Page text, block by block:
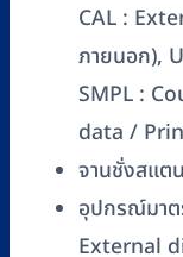
CAL :
ภายนอก),
SMPL :
data /
จานชั่งสแต
อุปกรณ์มาต
External